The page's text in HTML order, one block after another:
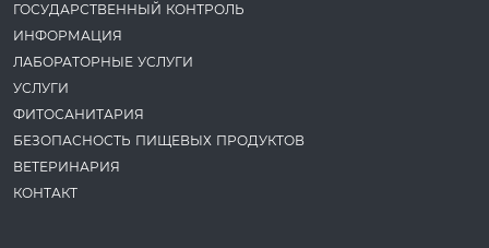
ГОСУДАРСТВЕННЫЙ КОНТРОЛЬ
ИНФОРМАЦИЯ
ЛАБОРАТОРНЫЕ УСЛУГИ
УСЛУГИ
ФИТОСАНИТАРИЯ
БЕЗОПАСНОСТЬ ПИЩЕВЫХ ПРОДУКТОВ
ВЕТЕРИНАРИЯ
КОНТАКТ